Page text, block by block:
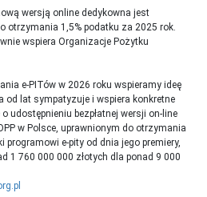
wersją online dedykowna jest
otrzymania 1,5% podatku za 2025 rok.
wspiera Organizacje Pożytku
e-PITów w 2026 roku wspieramy ideę
od lat sympatyzuje i wspiera konkretne
udostępnieniu bezpłatnej wersji on-line
w Polsce, uprawnionym do otrzymania
programowi e-pity od dnia jego premiery,
1 760 000 000 złotych dla ponad 9 000